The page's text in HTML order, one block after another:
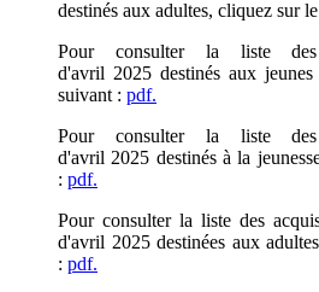
destinés aux adultes, cliquez sur
Pour consulter la liste
d'avril 2025 destinés aux
suivant : pdf.
Pour consulter la liste
d'avril 2025 destinés à la
: pdf.
Pour consulter la liste des
d'avril 2025 destinées aux
: pdf.